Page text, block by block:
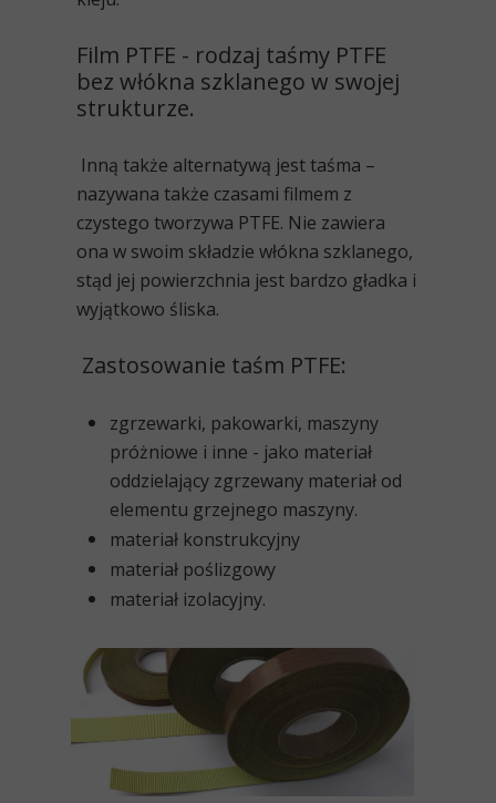
Film PTFE - rodzaj taśmy PTFE
bez włókna szklanego w swojej
strukturze.
Inną także alternatywą jesttaśma –
nazywana także czasami filmem z
czystego tworzywa PTFE. Nie zawiera
ona w swoim składzie włókna szklanego,
stąd jej powierzchnia jest bardzo gładka i
wyjątkowo śliska.
Zastosowanie taśm PTFE:
zgrzewarki, pakowarki, maszyny
próżniowe i inne - jako materiał
oddzielający zgrzewany materiał od
elementu grzejnego maszyny.
materiał konstrukcyjny
materiał poślizgowy
materiał izolacyjny.